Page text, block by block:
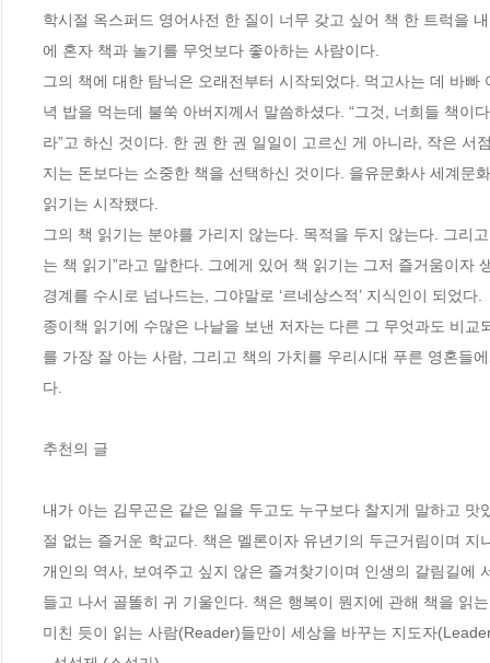
학시절 옥스퍼드 영어사전 한 질이 너무 갖고 싶어 책 한 트럭을
에 혼자 책과 놀기를 무엇보다 좋아하는 사람이다.
그의 책에 대한 탐닉은 오래전부터 시작되었다. 먹고사는 데 바
녁 밥을 먹는데 불쑥 아버지께서 말씀하셨다. “그것, 너희들 책이
라”고 하신 것이다. 한 권 한 권 일일이 고르신 게 아니라, 작은
지는 돈보다는 소중한 책을 선택하신 것이다. 을유문화사 세계문
읽기는 시작됐다.
그의 책 읽기는 분야를 가리지 않는다. 목적을 두지 않는다. 그리
는 책 읽기”라고 말한다. 그에게 있어 책 읽기는 그저 즐거움이자
경계를 수시로 넘나드는, 그야말로 ‘르네상스적’ 지식인이 되었다.
종이책 읽기에 수많은 나날을 보낸 저자는 다른 그 무엇과도 비
를 가장 잘 아는 사람, 그리고 책의 가치를 우리시대 푸른 영혼들
다.
추천의 글
내가 아는 김무곤은 같은 일을 두고도 누구보다 찰지게 말하고
절 없는 즐거운 학교다. 책은 멜론이자 유년기의 두근거림이며
개인의 역사, 보여주고 싶지 않은 즐겨찾기이며 인생의 갈림길에
들고 나서 골똘히 귀 기울인다. 책은 행복이 뭔지에 관해 책을 읽
미친 듯이 읽는 사람(Reader)들만이 세상을 바꾸는 지도자